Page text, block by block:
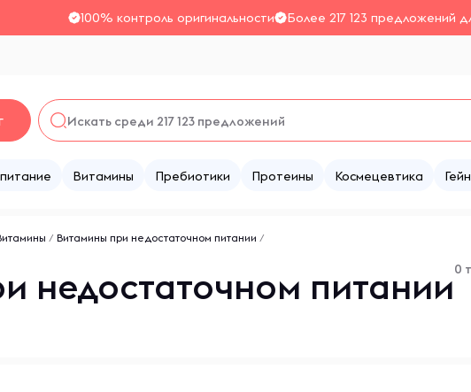
100% контроль оригинальности Более 217 123 предложений
Витамины Пребиотики Протеины Космецевтика
/ Витамины при недостаточном питании /
недостаточном питании0